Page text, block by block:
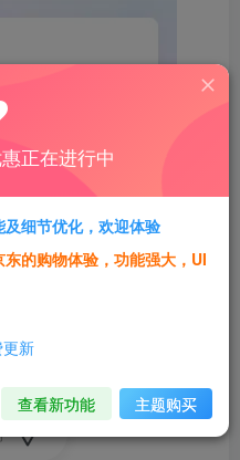
开
正在进行中
细节优化，欢迎体验
的购物体验，功能强大，UI
新
查看新功能 主题购买